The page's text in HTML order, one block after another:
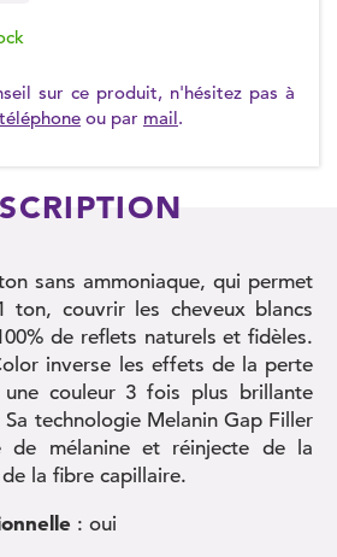
sur ce produit, n'hésitez pas à
téléphone ou par mail.
sans ammoniaque, qui permet
ton, couvrir les cheveux blancs
de reflets naturels et fidèles.
inverse les effets de la perte
couleur 3 fois plus brillante
technologie Melanin Gap Filler
de mélanine et réinjecte de la
la fibre capillaire.
: oui